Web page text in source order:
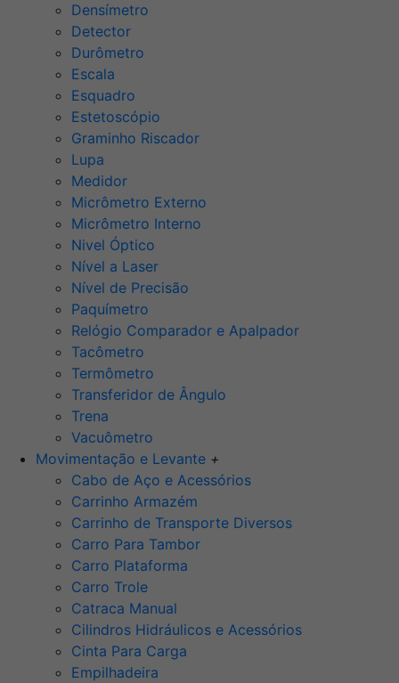
Densímetro
Detector
Durômetro
Escala
Esquadro
Estetoscópio
Graminho Riscador
Lupa
Medidor
Micrômetro Externo
Micrômetro Interno
Nivel Óptico
Nível a Laser
Nível de Precisão
Paquímetro
Relógio Comparador e Apalpador
Tacômetro
Termômetro
Transferidor de Ângulo
Trena
Vacuômetro
Movimentação e Levante +
Cabo de Aço e Acessórios
Carrinho Armazém
Carrinho de Transporte Diversos
Carro Para Tambor
Carro Plataforma
Carro Trole
Catraca Manual
Cilindros Hidráulicos e Acessórios
Cinta Para Carga
Empilhadeira